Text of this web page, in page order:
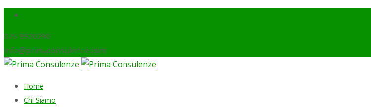
075 9920290
info@primaconsulenze.com
Skip
Home
Chi Siamo